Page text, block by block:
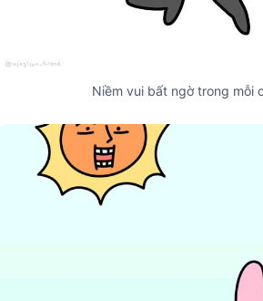
Niềm vui bất ngờ trong mỗi